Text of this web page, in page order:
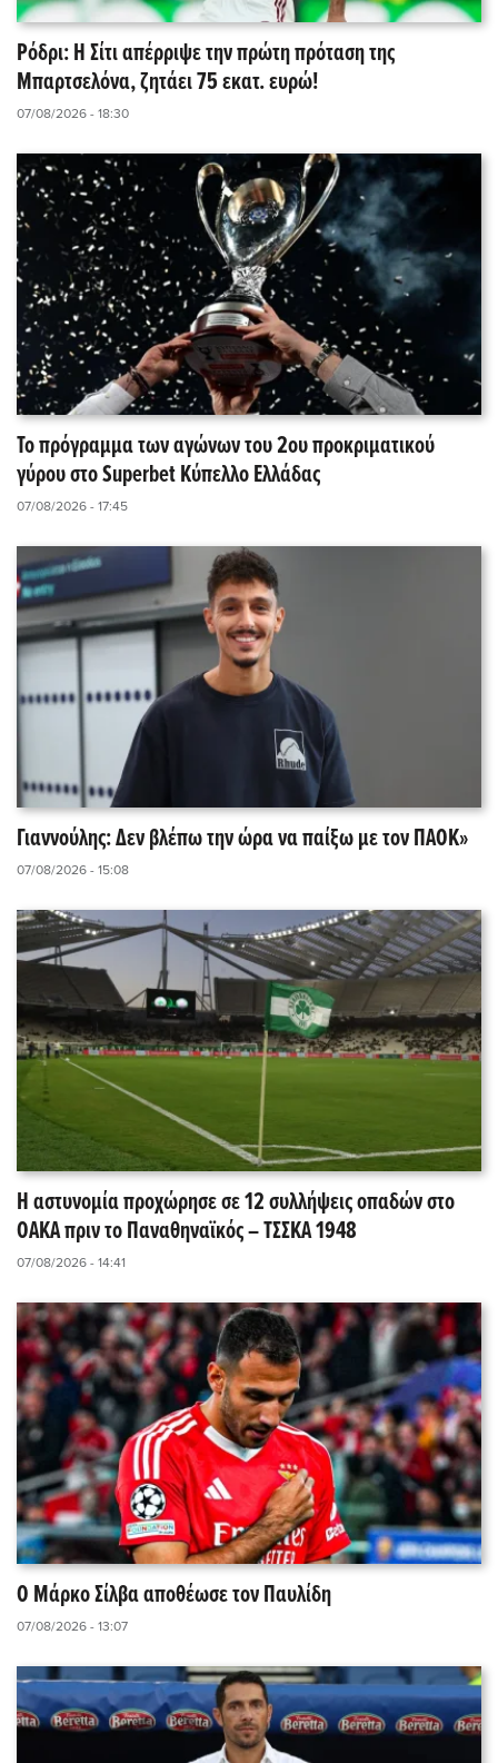
Ρόδρι: Η Σίτι απέρριψε την πρώτη πρόταση της
Μπαρτσελόνα, ζητάει 75 εκατ. ευρώ!
07/08/2026 - 18:30
Το πρόγραμμα των αγώνων του 2ου προκριματικού
γύρου στο Superbet Κύπελλο Ελλάδας
07/08/2026 - 17:45
Γιαννούλης: Δεν βλέπω την ώρα να παίξω με τον ΠΑΟΚ»
07/08/2026 - 15:08
Η αστυνομία προχώρησε σε 12 συλλήψεις οπαδών στο
ΟΑΚΑ πριν το Παναθηναϊκός – ΤΣΣΚΑ 1948
07/08/2026 - 14:41
Ο Μάρκο Σίλβα αποθέωσε τον Παυλίδη
07/08/2026 - 13:07